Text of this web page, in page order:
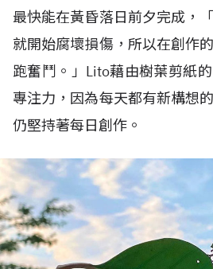
最快能在黃昏落日前夕完成，
就開始腐壞損傷，所以在創作
跑奮鬥。」Lito藉由樹葉剪紙
專注力，因為每天都有新構想
仍堅持著每日創作。